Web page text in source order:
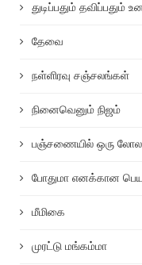
துடிப்பதும் தவிப்பதும்
தேவை
நள்ளிரவு சஞ்சலங்கள்
நினைவெனும் நிஜம்
பஞ்சணையில் ஒரு
போதுமா எனக்கான
மீமிகை
முரட்டு மங்கம்மா